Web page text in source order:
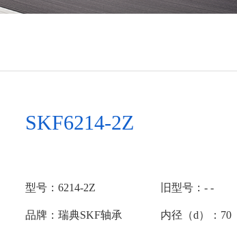
SKF6214-2Z
型号：6214-2Z 旧型号：- -
品牌：瑞典SKF轴承 内径（d）：70